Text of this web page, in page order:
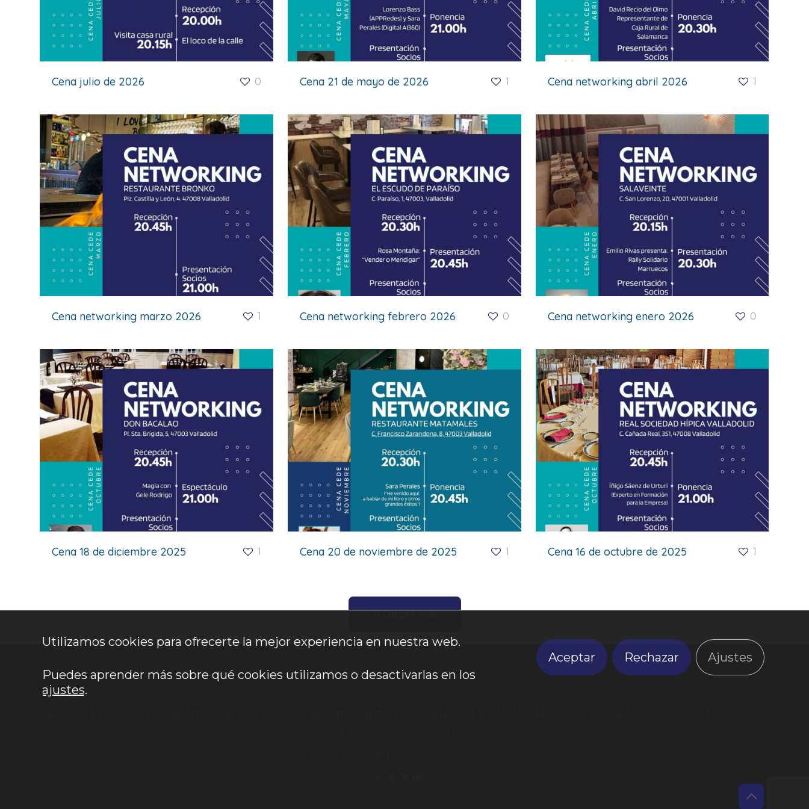
Cena julio de 2026 0 Cena 21 de mayo de 2026 1 Cena networking abril 2026 1
Cena networking marzo 2026 1 Cena networking febrero 2026 0 Cena networking enero 2026 0
Cena 18 de diciembre 2025 1 Cena 20 de noviembre de 2025 1 Cena 16 de octubre de 2025 1
Cargar más
Utilizamos cookies para ofrecerte la mejor experiencia en nuestra web.
Puedes aprender más sobre qué cookies utilizamos o desactivarlas en los
ajustes.
Aceptar Rechazar Ajustes